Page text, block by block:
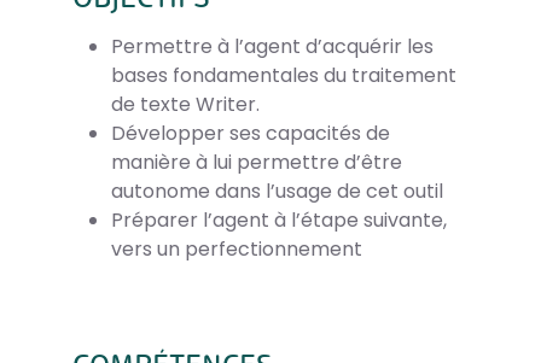
Permettre à l’agent d’acquérir les
bases fondamentales du traitement
de texte Writer.
Développer ses capacités de
manière à lui permettre d’être
autonome dans l’usage de cet outil
Préparer l’agent à l’étape suivante,
vers un perfectionnement